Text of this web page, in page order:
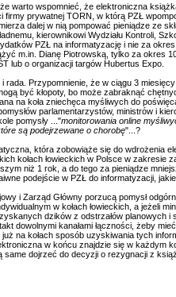
warto wspomnieć, że elektroniczna
firmy prywatnej TORN, w którą PZŁ
dalej w nią pompować pieniądze ze
kierownikowi Wydziału Kontroli,
PZŁ na informatyzację i nie za
m.in. Dianę Piotrowską, tylko za okres
lub o organizacji targów Hubertus Expo.
rada. Przypomnienie, że w ciągu 3
być kłopoty, bo może zabraknąć
na koła zniechęca myśliwych do
parlamentarzystów, ministrów i
pomysły ..."monitorowania online
są podejrzewane o chorobę"...?
która zobowiąże się do wdrożenia
kołach łowieckich w Polsce w zakresie
niż 1 rok, a do tego za pieniądze
podejście w PZŁ do informatyzacji,
i Zarząd Główny porzucą pomysł
w kołach łowieckich, a jeżeli
dzików z odstrzałów planowych
dowolnymi kanałami łączności, żeby
na kołach sposób uzyskiwania tych
w końcu znajdzie się w każdym
same dojrzeć do decyzji o rezygnacji z